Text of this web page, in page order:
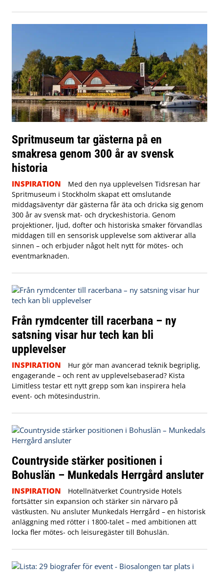
Spritmuseum tar gästerna på en
smakresa genom 300 år av svensk
historia
INSPIRATION
Med den nya upplevelsen Tidsresan har
Spritmuseum i Stockholm skapat ett omslutande
middagsäventyr där gästerna får äta och dricka sig genom
300 år av svensk mat- och dryckeshistoria. Genom
projektioner, ljud, dofter och historiska smaker förvandlas
middagen till en sensorisk upplevelse som aktiverar alla
sinnen – och erbjuder något helt nytt för mötes- och
eventmarknaden.
Från rymdcenter till racerbana – ny
satsning visar hur tech kan bli
upplevelser
INSPIRATION
Hur gör man avancerad teknik begriplig,
engagerande – och rent av upplevelsebaserad? Kista
Limitless testar ett nytt grepp som kan inspirera hela
event- och mötesindustrin.
Countryside stärker positionen i
Bohuslän – Munkedals Herrgård ansluter
INSPIRATION
Hotellnätverket Countryside Hotels
fortsätter sin expansion och stärker sin närvaro på
västkusten. Nu ansluter Munkedals Herrgård – en historisk
anläggning med rötter i 1800-talet – med ambitionen att
locka fler mötes- och leisuregäster till Bohuslän.